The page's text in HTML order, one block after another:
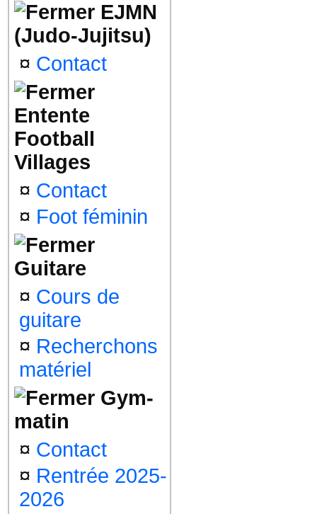
EJMN
(Judo-Jujitsu)
¤ Contact
Entente
Football
Villages
¤ Contact
¤ Foot féminin
Guitare
¤ Cours de
guitare
¤ Recherchons
matériel
Gym-
matin
¤ Contact
¤ Rentrée 2025-
2026